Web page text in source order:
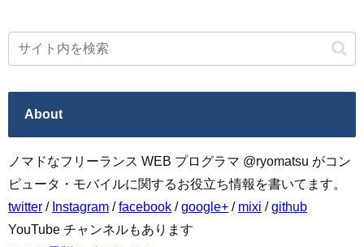
About
ノマドなフリーランス WEB プログラマ @ryomatsu がコン
ピュータ・モバイルに関するお役立ち情報を書いてます。
twitter / Instagram /facebook /google+ / mixi /github
YouTube チャンネルもあります